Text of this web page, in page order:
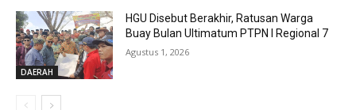
DAERAH
HGU Disebut Berakhir, Ratusan Warga
Buay Bulan Ultimatum PTPN I Regional 7
Agustus 1, 2026